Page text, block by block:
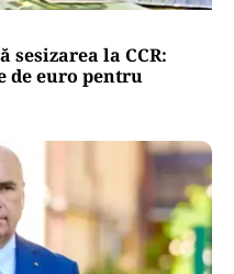
sesizarea la CCR:
de euro pentru